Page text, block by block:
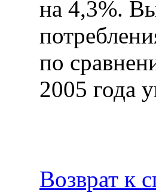
на 4,3%.
по
2005 года
Возврат к